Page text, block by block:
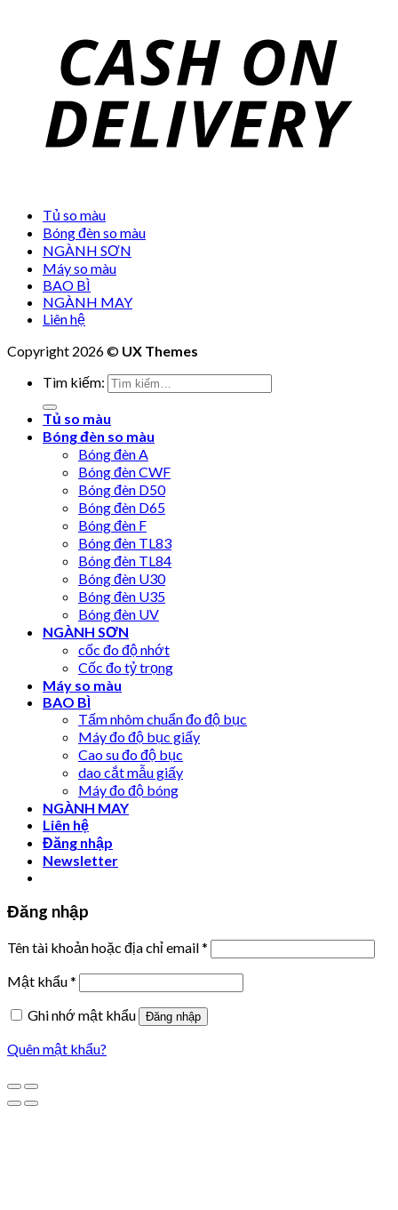
Tủ so màu
Bóng đèn so màu
NGÀNH SƠN
Máy so màu
BAO BÌ
NGÀNH MAY
Liên hệ
Copyright 2026 © UX Themes
Tìm kiếm:
Tủ so màu
Bóng đèn so màu
Bóng đèn A
Bóng đèn CWF
Bóng đèn D50
Bóng đèn D65
Bóng đèn F
Bóng đèn TL83
Bóng đèn TL84
Bóng đèn U30
Bóng đèn U35
Bóng đèn UV
NGÀNH SƠN
cốc đo độ nhớt
Cốc đo tỷ trọng
Máy so màu
BAO BÌ
Tấm nhôm chuẩn đo độ bục
Máy đo độ bục giấy
Cao su đo độ bục
dao cắt mẫu giấy
Máy đo độ bóng
NGÀNH MAY
Liên hệ
Đăng nhập
Newsletter
Đăng nhập
Tên tài khoản hoặc địa chỉ email*
Mật khẩu*
Ghi nhớ mật khẩu
Đăng nhập
Quên mật khẩu?